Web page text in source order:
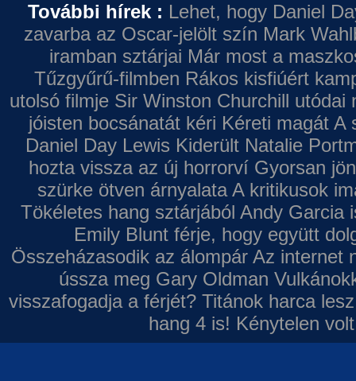
További hírek : Lehet, hogy Daniel
zavarba az Oscar-jelölt szín Mark
iramban sztárjai Már most a
Tűzgyűrű-filmben Rákos kisfiúért
utolsó filmje Sir Winston Churchill utódai
jóisten bocsánatát kéri Kéreti magát A
Daniel Day Lewis Kiderült Natalie
hozta vissza az új horrorví Gyorsan
szürke ötven árnyalata A kritikusok
Tökéletes hang sztárjából Andy Garcia
Emily Blunt férje, hogy együtt
Összeházasodik az álompár Az internet
ússza meg Gary Oldman
visszafogadja a férjét? Titánok harca
hang 4 is! Kénytelen